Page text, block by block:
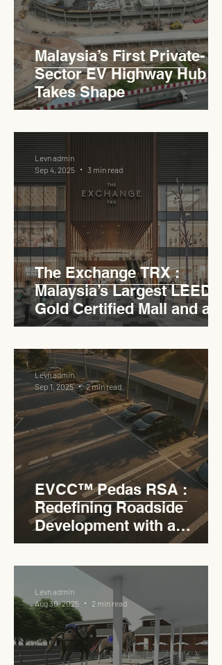
Malaysia’s First Private-
Sector EV Highway Hub
Takes Shape
The Exchange TRX :
Malaysia’s Largest LEED
Gold Certified Mall and a
Model for EVCC™ Pedas
RSA
Levn admin
Sep 4, 2025
3 min read
EVCC™ Pedas RSA :
Redefining Roadside
Development with a
Circular Carpark for
Seamless Access
Levn admin
Sep 1, 2025
2 min read
Levn admin
Aug 30, 2025
2 min read